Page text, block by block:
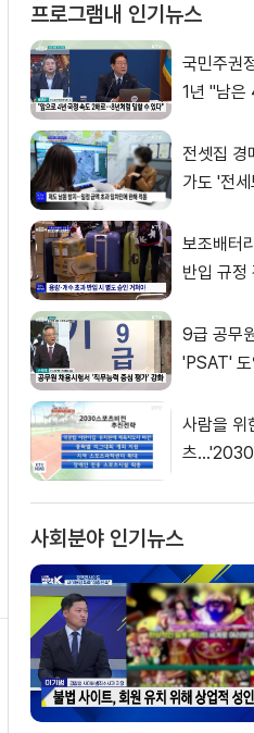
프로그램내 인기뉴스
국민주권
1년 "남은
전셋집 경
가도 '전
보조배터
반입 규정
9급 공무
'PSAT' 도
사람을 위
츠…'2030
사회분야 인기뉴스